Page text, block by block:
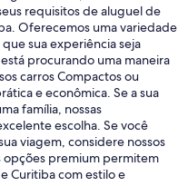
requisitos de aluguel de
Oferecemos uma variedade
sua experiência seja
procurando uma maneira
carros Compactos ou
e econômica. Se a sua
família, nossas
escolha. Se você
viagem, considere nossos
opções premium permitem
Curitiba com estilo e